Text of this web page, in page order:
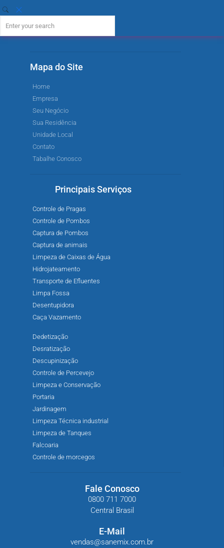
Mapa do Site
Home
Empresa
Seu Negócio
Sua Residência
Unidade Local
Contato
Tabalhe Conosco
Principais Serviços
Controle de Pragas
Controle de Pombos
Captura de Pombos
Captura de animais
Limpeza de Caixas de Água
Hidrojateamento
Transporte de Efluentes
Limpa Fossa
Desentupidora
Caça Vazamento
Dedetização
Desratização
Descupinização
Controle de Percevejo
Limpeza e Conservação
Portaria
Jardinagem
Limpeza Técnica industrial
Limpeza de Tanques
Falcoaria
Controle de morcegos
Fale Conosco
0800 711 7000
Central Brasil
E-Mail
vendas@sanemix.com.br